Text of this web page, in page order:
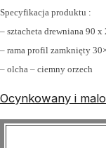
Specyfikacja produktu :
– sztacheta drewniana 90 x
– rama profil zamknięty
– olcha – ciemny orzech
Ocynkowany i